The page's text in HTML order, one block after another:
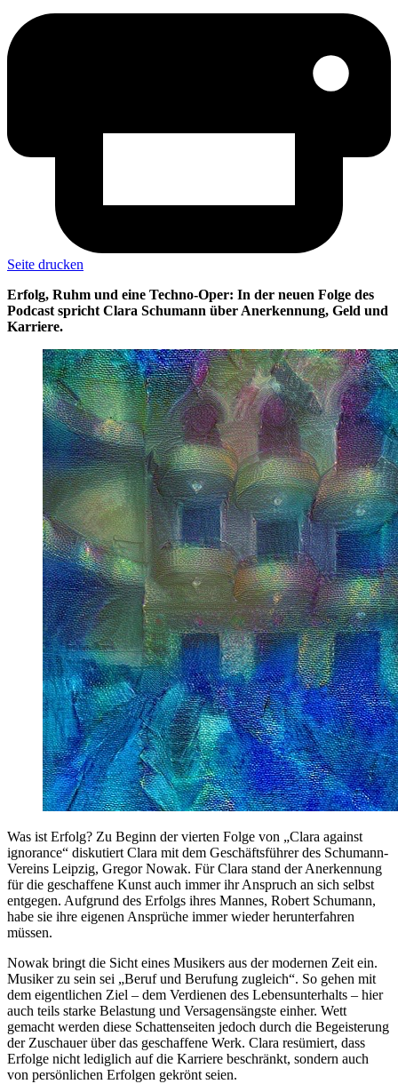
Seite drucken
Erfolg, Ruhm und eine Techno-Oper: In der neuen Folge des
Podcast spricht Clara Schumann über Anerkennung, Geld und
Karriere.
Was ist Erfolg? Zu Beginn der vierten Folge von „Clara against
ignorance“ diskutiert Clara mit dem Geschäftsführer des Schumann-
Vereins Leipzig, Gregor Nowak. Für Clara stand der Anerkennung
für die geschaffene Kunst auch immer ihr Anspruch an sich selbst
entgegen. Aufgrund des Erfolgs ihres Mannes, Robert Schumann,
habe sie ihre eigenen Ansprüche immer wieder herunterfahren
müssen.
Nowak bringt die Sicht eines Musikers aus der modernen Zeit ein.
Musiker zu sein sei „Beruf und Berufung zugleich“. So gehen mit
dem eigentlichen Ziel – dem Verdienen des Lebensunterhalts – hier
auch teils starke Belastung und Versagensängste einher. Wett
gemacht werden diese Schattenseiten jedoch durch die Begeisterung
der Zuschauer über das geschaffene Werk. Clara resümiert, dass
Erfolge nicht lediglich auf die Karriere beschränkt, sondern auch
von persönlichen Erfolgen gekrönt seien.